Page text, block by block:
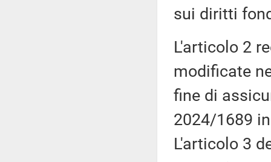
sui diritti
L'articolo 2
modificate
fine di
2024/1689
L'articolo 3